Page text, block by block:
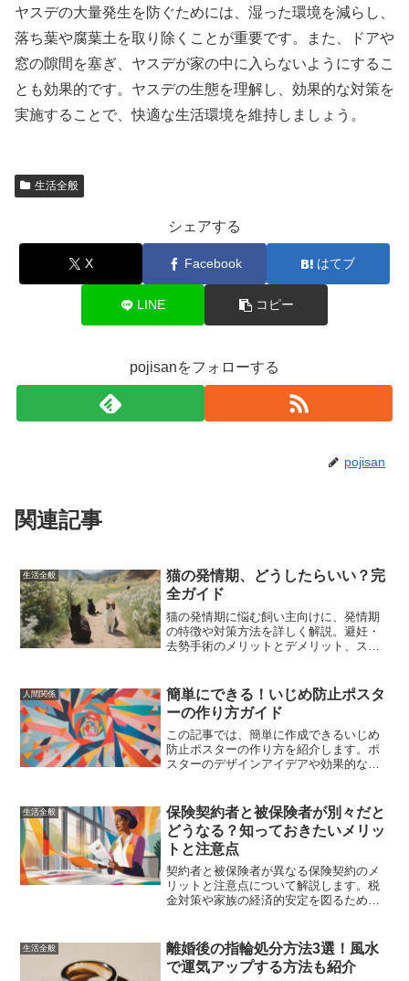
ヤスデの大量発生を防ぐためには、湿った環境を減らし、
落ち葉や腐葉土を取り除くことが重要です。また、ドアや
窓の隙間を塞ぎ、ヤスデが家の中に入らないようにするこ
とも効果的です。ヤスデの生態を理解し、効果的な対策を
実施することで、快適な生活環境を維持しましょう。
生活全般
シェアする
X Facebook はてブ
LINE コピー
pojisanをフォローする
pojisan
関連記事
生活全般
猫の発情期、どうしたらいい？完
全ガイド
猫の発情期に悩む飼い主向けに、発情期
の特徴や対策方法を詳しく解説。避妊・
去勢手術のメリットとデメリット、スト
人間関係
簡単にできる！いじめ防止ポスタ
ーの作り方ガイド
この記事では、簡単に作成できるいじめ
防止ポスターの作り方を紹介します。ポ
スターのデザインアイデアや効果的な標
防止活動の広げ方について詳しく解説し
ます。
生活全般
保険契約者と被保険者が別々だと
どうなる？知っておきたいメリッ
トと注意点
契約者と被保険者が異なる保険契約のメ
リットと注意点について解説します。税
金対策や家族の経済的安定を図るための
生活全般
離婚後の指輪処分方法3選！風水
で運気アップする方法も紹介